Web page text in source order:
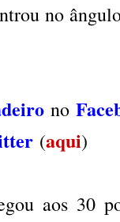
no
no
(aqui)
aos 30